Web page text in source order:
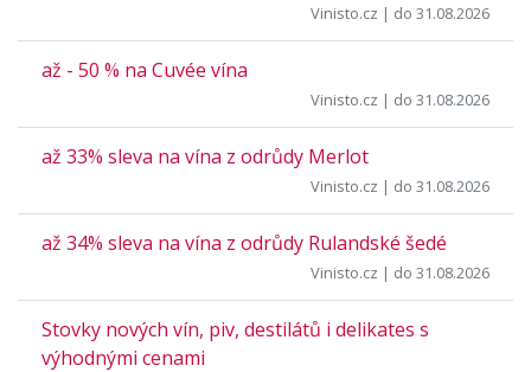
Vinisto.cz | do 31.08.2026
až - 50 % na Cuvée vína
Vinisto.cz | do 31.08.2026
až 33% sleva na vína z odrůdy Merlot
Vinisto.cz | do 31.08.2026
až 34% sleva na vína z odrůdy Rulandské šedé
Vinisto.cz | do 31.08.2026
Stovky nových vín, piv, destilátů i delikates s
výhodnými cenami